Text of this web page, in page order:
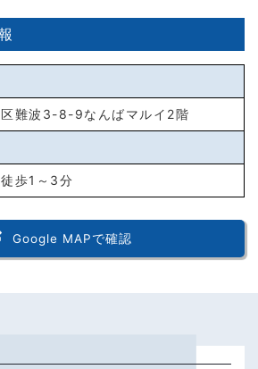
難波3-8-9なんばマルイ2階
歩1～3分
Google MAPで確認